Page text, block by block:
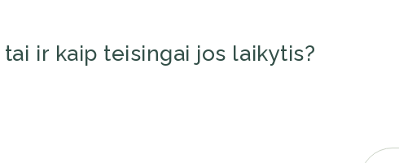
ir kaip teisingai jos laikytis?